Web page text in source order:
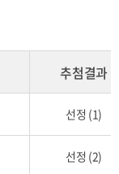
추첨결과
선정 (1)
선정 (2)